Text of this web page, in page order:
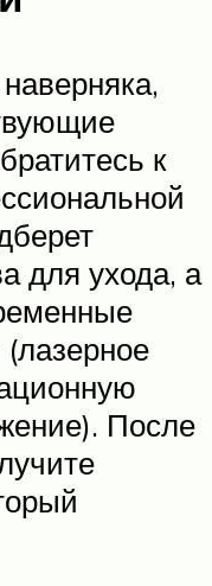
к
для ухода, а
После